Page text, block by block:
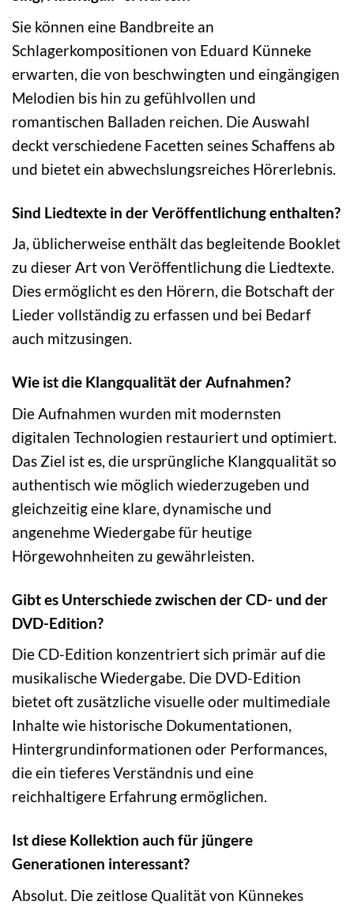
Sie können eine Bandbreite an
Schlagerkompositionen von Eduard Künneke
erwarten, die von beschwingten und eingängigen
Melodien bis hin zu gefühlvollen und
romantischen Balladen reichen. Die Auswahl
deckt verschiedene Facetten seines Schaffens ab
und bietet ein abwechslungsreiches Hörerlebnis.
Sind Liedtexte in der Veröffentlichung enthalten?
Ja, üblicherweise enthält das begleitende Booklet
zu dieser Art von Veröffentlichung die Liedtexte.
Dies ermöglicht es den Hörern, die Botschaft der
Lieder vollständig zu erfassen und bei Bedarf
auch mitzusingen.
Wie ist die Klangqualität der Aufnahmen?
Die Aufnahmen wurden mit modernsten
digitalen Technologien restauriert und optimiert.
Das Ziel ist es, die ursprüngliche Klangqualität so
authentisch wie möglich wiederzugeben und
gleichzeitig eine klare, dynamische und
angenehme Wiedergabe für heutige
Hörgewohnheiten zu gewährleisten.
Gibt es Unterschiede zwischen der CD- und der
DVD-Edition?
Die CD-Edition konzentriert sich primär auf die
musikalische Wiedergabe. Die DVD-Edition
bietet oft zusätzliche visuelle oder multimediale
Inhalte wie historische Dokumentationen,
Hintergrundinformationen oder Performances,
die ein tieferes Verständnis und eine
reichhaltigere Erfahrung ermöglichen.
Ist diese Kollektion auch für jüngere
Generationen interessant?
Absolut. Die zeitlose Qualität von Künnekes